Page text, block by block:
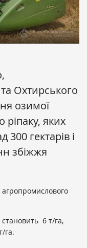
Охтирського
озимої
яких
гектарів і
збіжжя
6 т/га,
га.